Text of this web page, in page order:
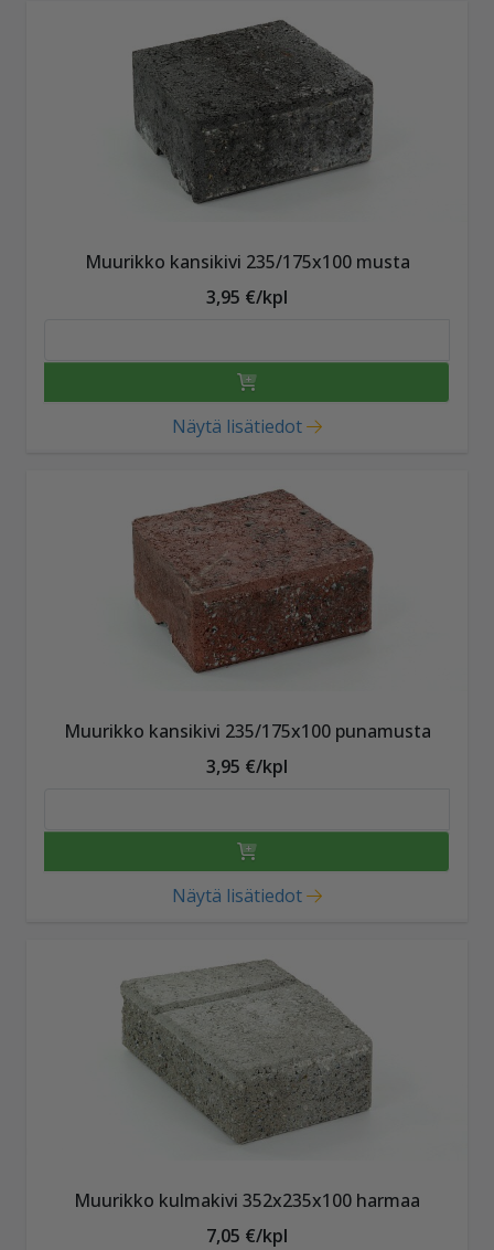
Muurikko kansikivi 235/175x100 musta
3,95 €/kpl
Näytä lisätiedot
Muurikko kansikivi 235/175x100 punamusta
3,95 €/kpl
Näytä lisätiedot
Muurikko kulmakivi 352x235x100 harmaa
7,05 €/kpl